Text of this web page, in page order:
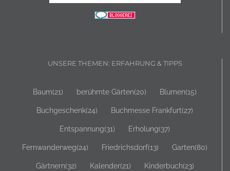
UNSERE THEMEN: ERFAHRUNG & TIPPS
Baum(21) berühmte Gärten(20) Blumen(15)
Buchgeschenk(24) Buchmesse Frankfurt(27)
Entspannung(31) Erholung(37)
Fernwanderweg(24) Friedrichsdorf(13) Garten(80)
Gärtnern(32) Kalender(21) Kinderbuch(23)